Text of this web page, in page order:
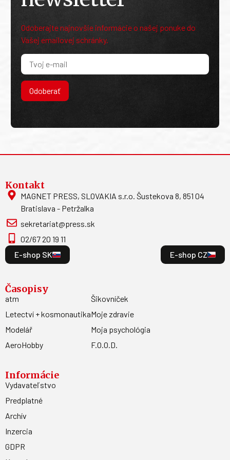
Odoberajte najnovšie informácie o našej ponuke do
Vašej emailovej schránky.
Odoberať
Kontakt
MAGNET PRESS, SLOVAKIA s.r.o. Šustekova 8, 851 04
Bratislava - Petržalka
sekretariat@press.sk
02/67 20 19 11
E-shop SK
E-shop CZ
Časopisy
atm
Letectví + kosmonautika
Modelář
AeroHobby
Šikovníček
Moje zdravie
Moja psychológia
F.O.O.D.
Informácie
Vydavateľstvo
Predplatné
Archív
Inzercia
GDPR